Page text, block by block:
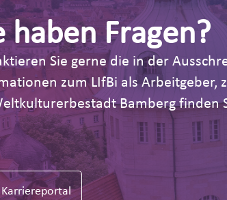
haben Fragen?
Sie gerne die in der
zum LIfBi als Arbeitgeber,
Bamberg finden
Karriereportal